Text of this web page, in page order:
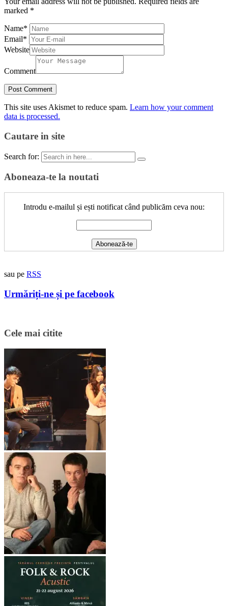
marked *
Name*
Email*
Website
Comment
This site uses Akismet to reduce spam. Learn how your comment
data is processed.
Cautare in site
Search for:
Aboneaza-te la noutati
Introdu e-mailul și ești notificat când publicăm ceva nou:
sau pe RSS
Urmăriți-ne și pe facebook
Cele mai citite